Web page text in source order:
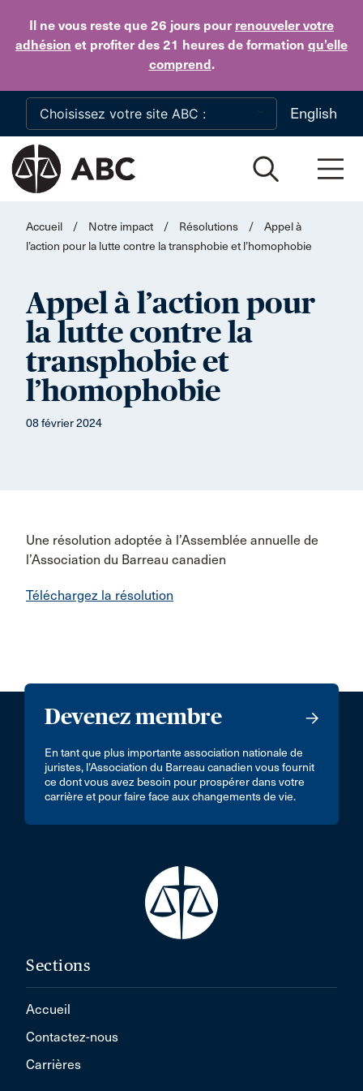
Il ne vous reste que 26 jours pour renouveler votre
adhésion et profiter des 21 heures de formation qu’elle
comprend.
Skip to main content
English
Accueil / Notre impact / Résolutions /
Appel à
l’action pour la lutte contre la transphobie et l’homophobie
Appel à l’action pour
la lutte contre la
transphobie et
l’homophobie
08 février 2024
Une résolution adoptée à l’Assemblée annuelle de
l’Association du Barreau canadien
Téléchargez la résolution
Devenez membre
En tant que plus importante association nationale de
juristes, l’Association du Barreau canadien vous fournit
ce dont vous avez besoin pour prospérer dans votre
carrière et pour faire face aux changements de vie.
Sections
Accueil
Contactez-nous
Carrières